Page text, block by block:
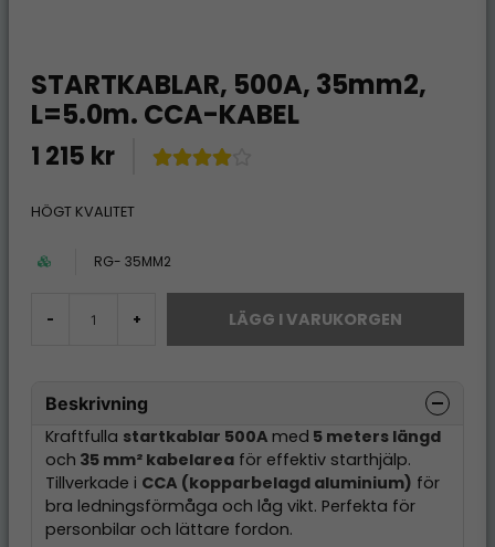
STARTKABLAR, 500A, 35mm2,
L=5.0m. CCA-KABEL
1 215 kr
HÖGT KVALITET
RG- 35MM2
- + LÄGG I VARUKORGEN
Beskrivning
Kraftfulla startkablar 500A med 5 meters längd
och 35 mm² kabelarea för effektiv starthjälp.
Tillverkade i CCA (kopparbelagd aluminium) för
bra ledningsförmåga och låg vikt. Perfekta för
personbilar och lättare fordon.